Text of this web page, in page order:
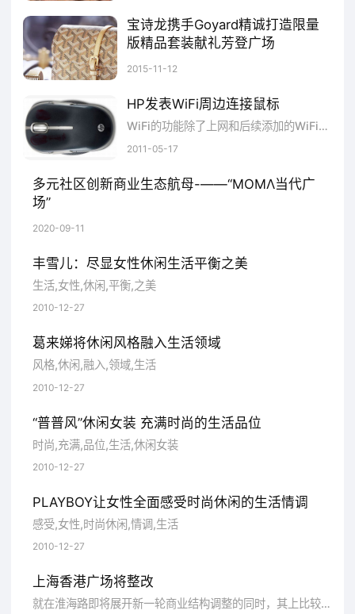
宝诗龙携手Goyard精诚打造限量
版精品套装献礼芳登广场
2015-11-12
HP发表WiFi周边连接鼠标
WiFi的功能除了上网和后续添加的WiFiDirect、WiDi等，又多了一项新功能：提供无线鼠标与其它周边连结...
2011-05-17
多元社区创新商业生态航母-——“MOMΛ当代广
场”
2020-09-11
丰雪儿：尽显女性休闲生活平衡之美
生活,女性,休闲,平衡,之美
2010-12-27
葛来娣将休闲风格融入生活领域
风格,休闲,融入,领域,生活
2010-12-27
“普普风”休闲女装 充满时尚的生活品位
时尚,充满,品位,生活,休闲女装
2010-12-27
PLAYBOY让女性全面感受时尚休闲的生活情调
感受,女性,时尚休闲,情调,生活
2010-12-27
上海香港广场将整改
就在淮海路即将展开新一轮商业结构调整的同时，其上比较早打造的综合体项目香港广场也将迎来一次大面积租户整改。记者了解到，随着舒适堡...